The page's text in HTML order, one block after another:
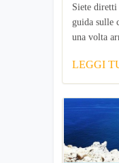
Siete diretti
guida sulle
una volta
LEGGI